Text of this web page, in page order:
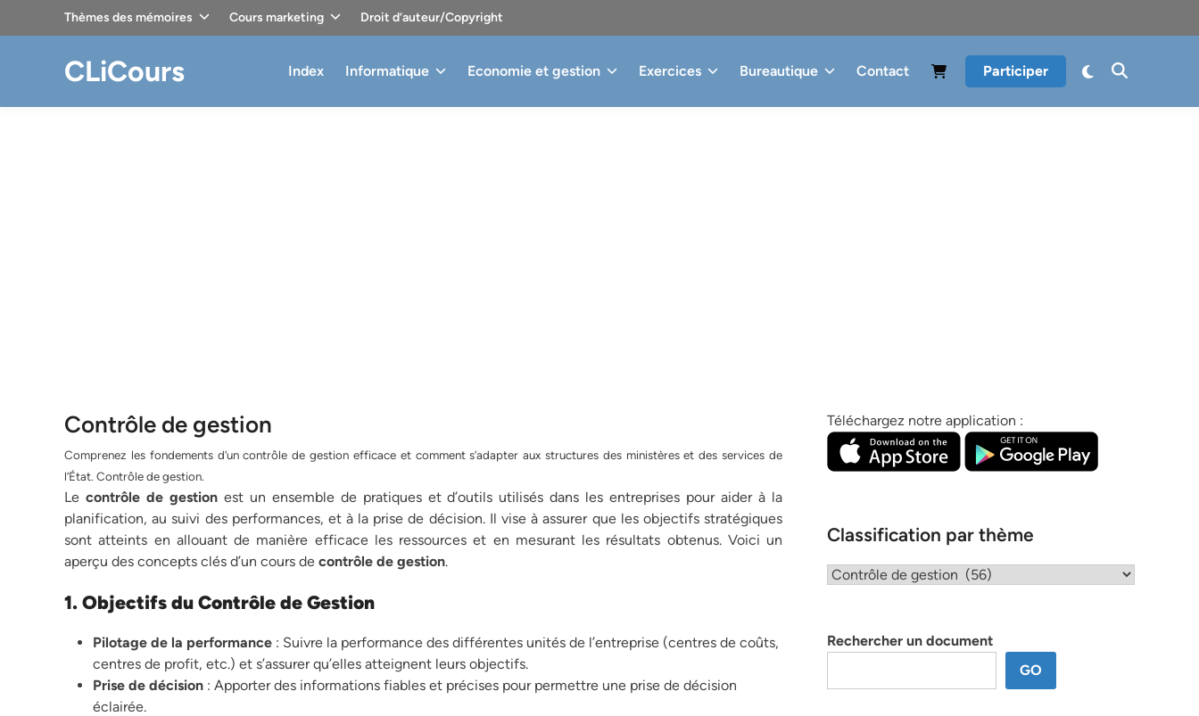
Thèmes des mémoires Cours marketing Droit d’auteur/Copyright
CLiCours Index Informatique Economie et gestion Exercices Bureautique Contact Participer
Contrôle de gestion
Comprenez les fondements d’un contrôle de gestion efficace et comment s’adapter aux structures des ministères et des services de
l’État. Contrôle de gestion.
Le contrôle de gestionest un ensemble de pratiques et d’outils utilisés dans les entreprises pour aider à la
planification, au suivi des performances, et à la prise de décision. Il vise à assurer que les objectifs stratégiques
sont atteints en allouant de manière efficace les ressources et en mesurant les résultats obtenus. Voici un
aperçu des concepts clés d’un cours de contrôle de gestion.
1. Objectifs du Contrôle de Gestion
Pilotage de la performance : Suivre la performance des différentes unités de l’entreprise (centres de coûts,
centres de profit, etc.) et s’assurer qu’elles atteignent leurs objectifs.
Prise de décision : Apporter des informations fiables et précises pour permettre une prise de décision
éclairée.
Téléchargez notre application :
Classification par thème
Classification
Rechercher un document
GO